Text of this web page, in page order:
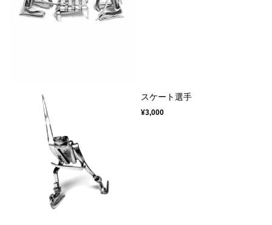
スケート選手
¥3,000